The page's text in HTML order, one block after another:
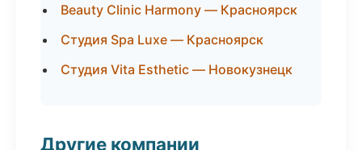
Beauty Clinic Harmony — Красноярск
Студия Spa Luxe — Красноярск
Студия Vita Esthetic — Новокузнецк
Другие компании